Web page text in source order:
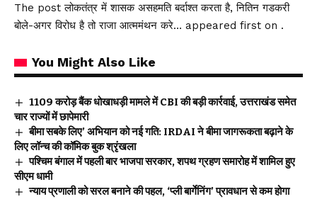
The post लोकतंत्र में शासक असहमति बर्दाश्त करता है, नितिन गडकरी
बोले-अगर विरोध है तो राजा आत्ममंथन करे… appeared first on .
You Might Also Like
₹1109 करोड़ बैंक धोखाधड़ी मामले में CBI की बड़ी कार्रवाई, उत्तराखंड समेत
चार राज्यों में छापेमारी
बीमा सबके लिए’ अभियान को नई गति: IRDAI ने बीमा जागरूकता बढ़ाने के
लिए लॉन्च की कॉमिक बुक श्रृंखला
पश्चिम बंगाल में पहली बार भाजपा सरकार, शपथ ग्रहण समारोह में शामिल हुए
सीएम धामी
न्याय प्रणाली को सरल बनाने की पहल, ‘प्ली बार्गेनिंग’ प्रावधान से कम होगा